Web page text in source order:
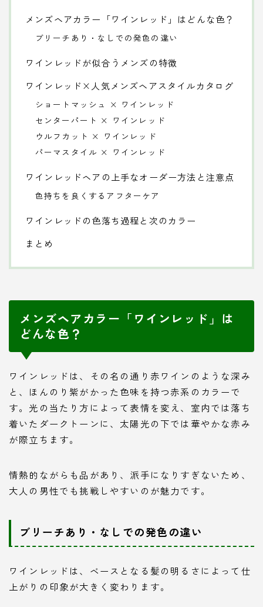
メンズヘアカラー「ワインレッド」はどんな色？
ブリーチあり・なしでの発色の違い
ワインレッドが似合うメンズの特徴
ワインレッド×人気メンズヘアスタイルカタログ
ショートマッシュ × ワインレッド
センターパート × ワインレッド
ウルフカット × ワインレッド
パーマスタイル × ワインレッド
ワインレッドヘアの上手なオーダー方法と注意点
色持ちを良くするアフターケア
ワインレッドの色落ち過程と次のカラー
まとめ
メンズヘアカラー「ワインレッド」は
どんな色？
ワインレッドは、その名の通り赤ワインのような深み
と、ほんのり紫がかった色味を持つ赤系のカラーで
す。光の当たり方によって表情を変え、室内では落ち
着いたダークトーンに、太陽光の下では華やかな赤み
が際立ちます。
情熱的ながらも品があり、派手になりすぎないため、
大人の男性でも挑戦しやすいのが魅力です。
ブリーチあり・なしでの発色の違い
ワインレッドは、ベースとなる髪の明るさによって仕
上がりの印象が大きく変わります。